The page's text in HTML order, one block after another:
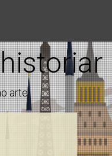
arte